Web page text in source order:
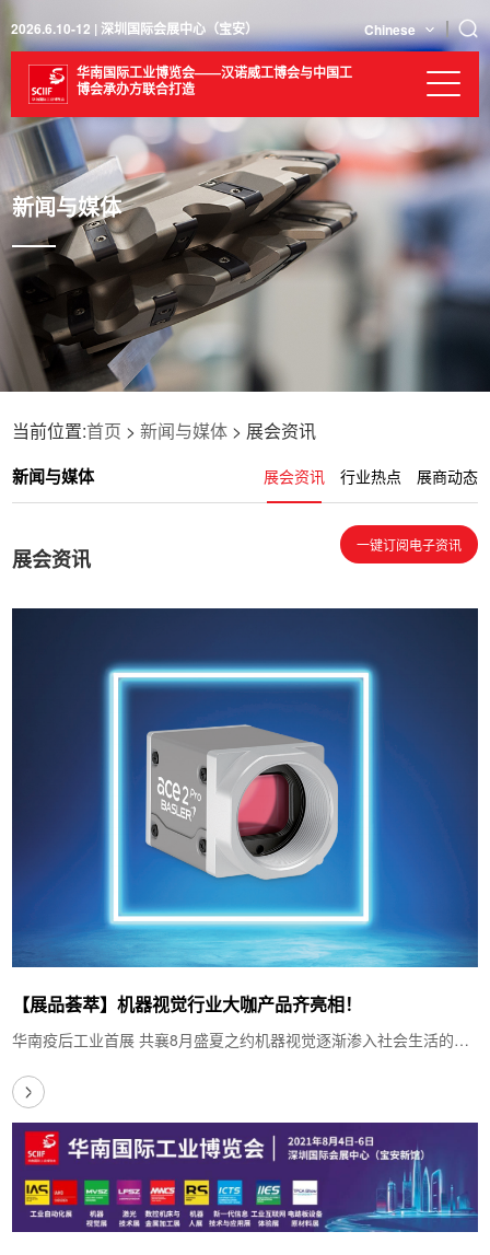
2026.6.10-12 | 深圳国际会展中心（宝安） Chinese
华南国际工业博览会——汉诺威工博会与中国工
博会承办方联合打造
新闻与媒体
当前位置:首页 >新闻与媒体 > 展会资讯
新闻与媒体 展会资讯 行业热点 展商动态
一键订阅电子资讯
展会资讯
【展品荟萃】机器视觉行业大咖产品齐亮相！
华南疫后工业首展 共襄8月盛夏之约机器视觉逐渐渗入社会生活的方